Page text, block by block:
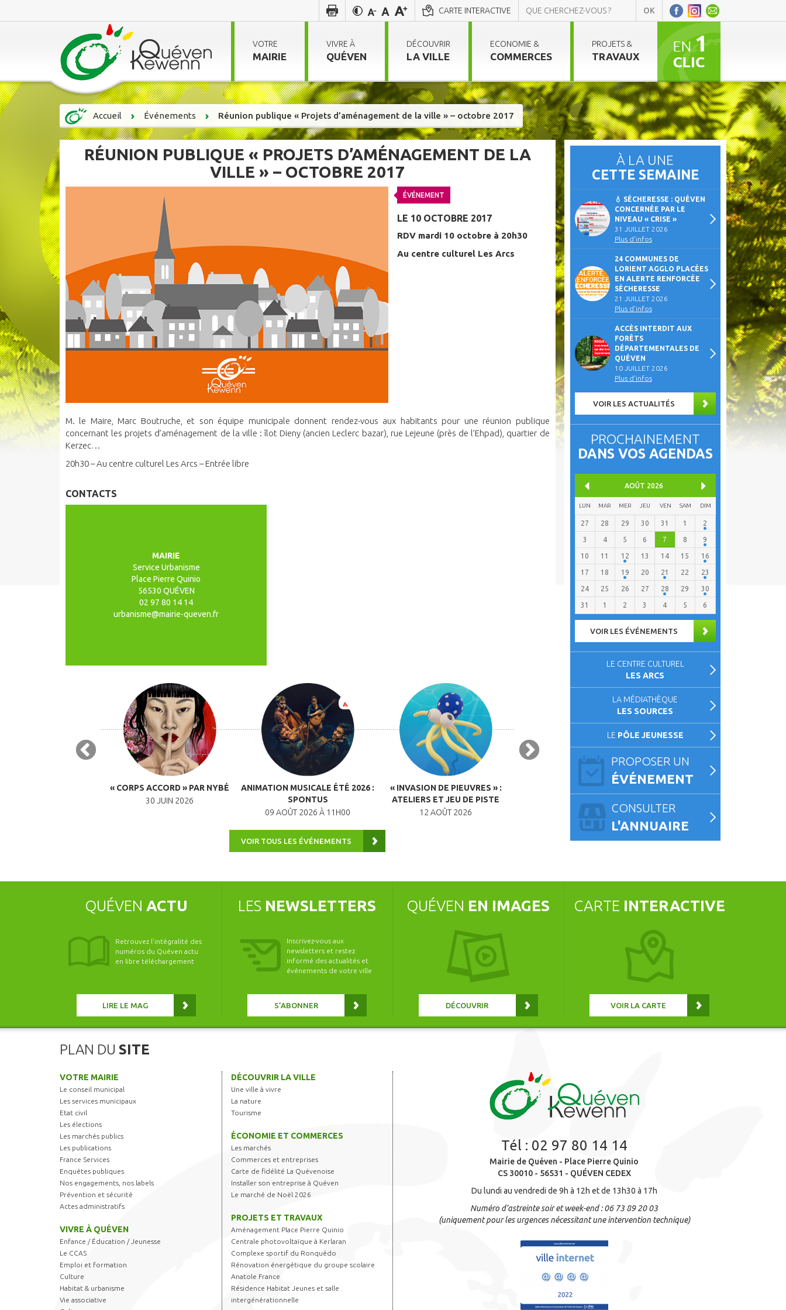
CARTE INTERACTIVE
VOTRE
MAIRIE
VIVRE À
QUÉVEN
DÉCOUVRIR
LA VILLE
ECONOMIE &
COMMERCES
PROJETS &
TRAVAUX
Accueil Événements Réunion publique « Projets d’aménagement de la ville » – octobre 2017
À LA UNE
CETTE SEMAINE
💧 SÉCHERESSE : QUÉVEN
CONCERNÉE PAR LE
NIVEAU « CRISE »
31 JUILLET 2026
Plus d'infos
24 COMMUNES DE
LORIENT AGGLO PLACÉES
EN ALERTE RENFORCÉE
SÉCHERESSE
21 JUILLET 2026
Plus d'infos
ACCÈS INTERDIT AUX
FORÊTS
DÉPARTEMENTALES DE
QUÉVEN
10 JUILLET 2026
Plus d'infos
VOIR LES ACTUALITÉS
PROCHAINEMENT
DANS VOS AGENDAS
AOÛT 2026
LUN MAR MER JEU VEN SAM DIM
27 28 29 30 31 1 2
3 4 5 6 7 8 9
10 11 12 13 14 15 16
17 18 19 20 21 22 23
24 25 26 27 28 29 30
31 1 2 3 4 5 6
VOIR LES ÉVÉNEMENTS
LE CENTRE CULTUREL
LES ARCS
LA MÉDIATHÈQUE
LES SOURCES
LE PÔLE JEUNESSE
PROPOSER UN
ÉVÉNEMENT
CONSULTER
L'ANNUAIRE
RÉUNION PUBLIQUE « PROJETS D’AMÉNAGEMENT DE LA
VILLE » – OCTOBRE 2017
ÉVÉNEMENT
LE 10 OCTOBRE 2017
RDV mardi 10 octobre à 20h30
Au centre culturel Les Arcs
M. le Maire, Marc Boutruche, et son équipe municipale donnent rendez-vous aux habitants pour une réunion publique
concernant les projets d’aménagement de la ville : îlot Dieny (ancien Leclerc bazar), rue Lejeune (près de l’Ehpad), quartier de
Kerzec…
20h30 – Au centre culturel Les Arcs – Entrée libre
CONTACTS
MAIRIE
Service Urbanisme
Place Pierre Quinio
56530 QUÉVEN
02 97 80 14 14
urbanisme@mairie-queven.fr
« CORPS ACCORD » PAR NYBÉ
30 JUIN 2026
ANIMATION MUSICALE ÉTÉ 2026 :
SPONTUS
09 AOÛT 2026 À 11H00
« INVASION DE PIEUVRES » :
ATELIERS ET JEU DE PISTE
12 AOÛT 2026
ANIMATION MUSICALE ÉTÉ 2026 :
16 AOÛT 2026 À 11H00
VOIR TOUS LES ÉVÉNEMENTS
QUÉVEN ACTU
Retrouvez l’intégralité des
numéros du Quéven actu
en libre téléchargement
LIRE LE MAG
LES NEWSLETTERS
Inscrivez-vous aux
newsletters et restez
informé des actualités et
événements de votre ville
S’ABONNER
QUÉVEN EN IMAGES
DÉCOUVRIR
CARTE INTERACTIVE
VOIR LA CARTE
PLAN DU SITE
VOTRE MAIRIE
Le conseil municipal
Les services municipaux
Etat civil
Les élections
Les marchés publics
Les publications
France Services
Enquêtes publiques
Nos engagements, nos labels
Prévention et sécurité
Actes administratifs
VIVRE À QUÉVEN
Enfance / Éducation / Jeunesse
Le CCAS
Emploi et formation
Culture
Habitat & urbanisme
Vie associative
DÉCOUVRIR LA VILLE
Une ville à vivre
La nature
Tourisme
ÉCONOMIE ET COMMERCES
Les marchés
Commerces et entreprises
Carte de fidélité La Quévenoise
Installer son entreprise à Quéven
Le marché de Noël 2026
PROJETS ET TRAVAUX
Aménagement Place Pierre Quinio
Centrale photovoltaïque à Kerlaran
Complexe sportif du Ronquédo
Rénovation énergétique du groupe scolaire
Anatole France
Résidence Habitat Jeunes et salle
intergénérationnelle
Tél : 02 97 80 14 14
Mairie de Quéven - Place Pierre Quinio
CS 30010 - 56531 - QUÉVEN CEDEX
Du lundi au vendredi de 9h à 12h et de 13h30 à 17h
Numéro d’astreinte soir et week-end : 06 73 89 20 03
(uniquement pour les urgences nécessitant une intervention technique)